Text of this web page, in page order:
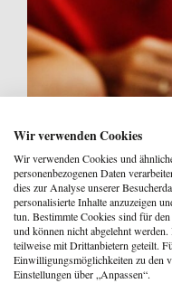
Psychische
Geldbiographie
Wir verwenden Cookies
Wir verwenden Cookies und
personenbezogenen Daten
dies zur Analyse unserer
personalisierte Inhalte anzuzeigen
tun. Bestimmte Cookies sind für
und können nicht abgelehnt
teilweise mit Drittanbietern geteilt.
Einwilligungsmöglichkeiten zu den
Einstellungen über „Anpassen“.